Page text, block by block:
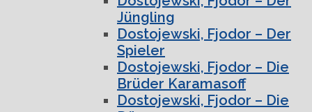
Jüngling
Dostojewski, Fjodor – Der
Spieler
Dostojewski, Fjodor – Die
Brüder Karamasoff
Dostojewski, Fjodor – Die